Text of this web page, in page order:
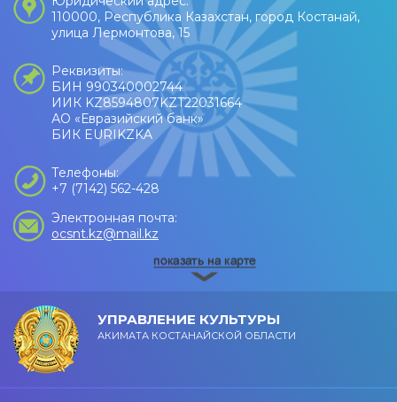
110000, Республика Казахстан, город Костанай,
улица Лермонтова, 15
Реквизиты:
БИН 990340002744
ИИК KZ8594807KZT22031664
АО «Евразийский банк»
БИК EURIKZKA
Телефоны:
+7 (7142) 562-428
Электронная почта:
ocsnt.kz@mail.kz
УПРАВЛЕНИЕ КУЛЬТУРЫ
АКИМАТА КОСТАНАЙСКОЙ ОБЛАСТИ